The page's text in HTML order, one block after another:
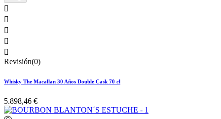





Revisión(0)
Whisky The Macallan 30 Años Double Cask 70 cl
5.898,46 €